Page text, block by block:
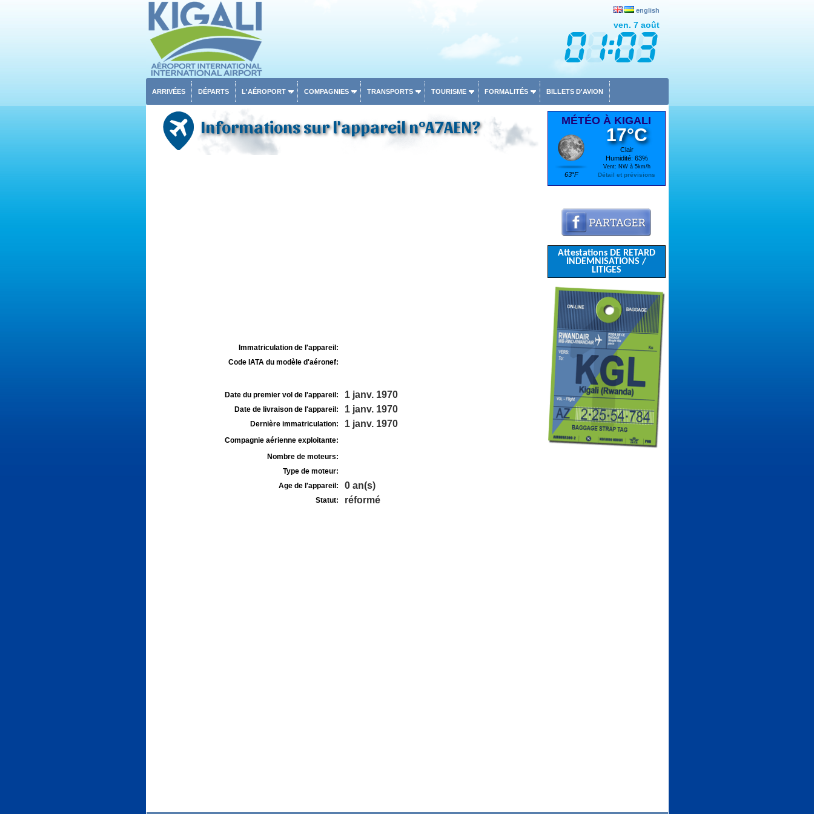
english
ven. 7 août
ARRIVÉES DÉPARTS L'AÉROPORT COMPAGNIES TRANSPORTS TOURISME FORMALITÉS BILLETS D'AVION
Informations sur l'appareil n°A7AEN?
Immatriculation de l'appareil:
Code IATA du modèle d'aéronef:
Date du premier vol de l'appareil: 1 janv. 1970
Date de livraison de l'appareil: 1 janv. 1970
Dernière immatriculation: 1 janv. 1970
Compagnie aérienne exploitante:
Nombre de moteurs:
Type de moteur:
Age de l'appareil:
0 an(s)
Statut: réformé
MÉTÉO À KIGALI
63°F
17°C
Clair
Humidité: 63%
Vent: NW à 5km/h
Détail et prévisions
Attestations DE RETARD
INDEMNISATIONS /
LITIGES